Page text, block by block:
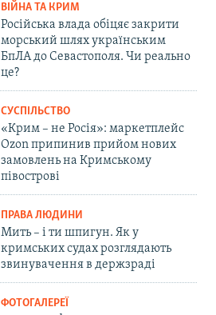
ВІЙНА ТА КРИМ
Російська влада обіцяє закрити
морський шлях українським
БпЛА до Севастополя. Чи реально
це?
СУСПІЛЬСТВО
«Крим – не Росія»: маркетплейс
Ozon припинив прийом нових
замовлень на Кримському
півострові
ПРАВА ЛЮДИНИ
Мить – і ти шпигун. Як у
кримських судах розглядають
звинувачення в держзраді
ФОТОГАЛЕРЕЇ